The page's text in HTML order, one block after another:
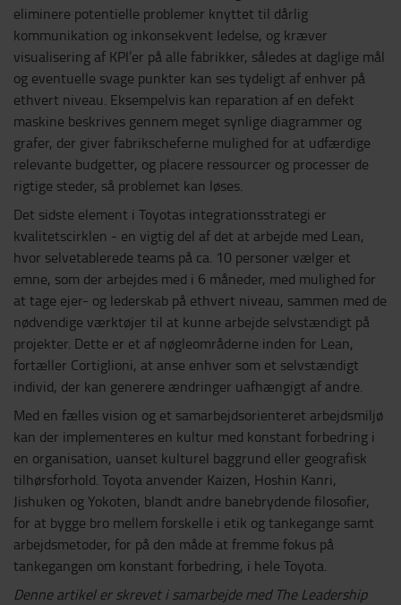
eliminere potentielle problemer knyttet til dårlig
kommunikation og inkonsekvent ledelse, og kræver
visualisering af KPI’er på alle fabrikker, således at daglige mål
og eventuelle svage punkter kan ses tydeligt af enhver på
ethvert niveau. Eksempelvis kan reparation af en defekt
maskine beskrives gennem meget synlige diagrammer og
grafer, der giver fabrikscheferne mulighed for at udfærdige
relevante budgetter, og placere ressourcer og processer de
rigtige steder, så problemet kan løses.
Det sidste element i Toyotas integrationsstrategi er
kvalitetscirklen - en vigtig del af det at arbejde med Lean,
hvor selvetablerede teams på ca. 10 personer vælger et
emne, som der arbejdes med i 6 måneder, med mulighed for
at tage ejer- og lederskab på ethvert niveau, sammen med de
nødvendige værktøjer til at kunne arbejde selvstændigt på
projekter. Dette er et af nøgleområderne inden for Lean,
fortæller Cortiglioni, at anse enhver som et selvstændigt
individ, der kan generere ændringer uafhængigt af andre.
Med en fælles vision og et samarbejdsorienteret arbejdsmiljø
kan der implementeres en kultur med konstant forbedring i
en organisation, uanset kulturel baggrund eller geografisk
tilhørsforhold. Toyota anvender Kaizen, Hoshin Kanri,
Jishuken og Yokoten, blandt andre banebrydende filosofier,
for at bygge bro mellem forskelle i etik og tankegange samt
arbejdsmetoder, for på den måde at fremme fokus på
tankegangen om konstant forbedring, i hele Toyota.
Denne artikel er skrevet i samarbejde med The Leadership